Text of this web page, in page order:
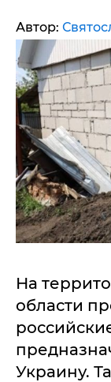
Автор:
На
области
Украину.